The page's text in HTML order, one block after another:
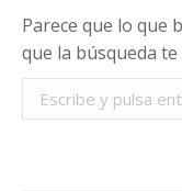
Parece que lo que
que la búsqueda te